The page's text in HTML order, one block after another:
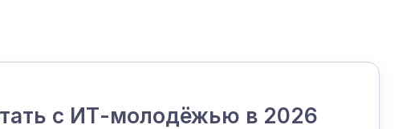
с ИТ-молодёжью в 2026